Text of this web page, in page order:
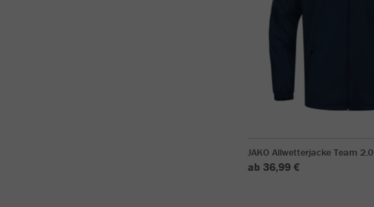
JAKO Allwetterjacke Team 2.0
ab 36,99 €